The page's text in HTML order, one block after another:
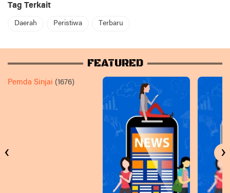
Tag Terkait
Daerah Peristiwa Terbaru
FEATURED
Pemda Sinjai (1676)
‹ ›